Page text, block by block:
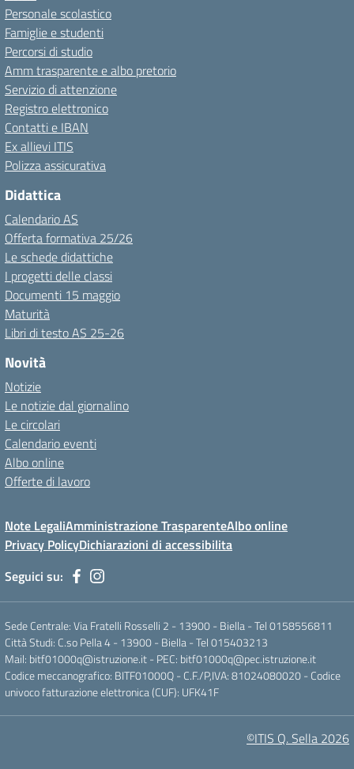
Personale scolastico
Famiglie e studenti
Percorsi di studio
Amm trasparente e albo pretorio
Servizio di attenzione
Registro elettronico
Contatti e IBAN
Ex allievi ITIS
Polizza assicurativa
Didattica
Calendario AS
Offerta formativa 25/26
Le schede didattiche
I progetti delle classi
Documenti 15 maggio
Maturità
Libri di testo AS 25-26
Novità
Notizie
Le notizie dal giornalino
Le circolari
Calendario eventi
Albo online
Offerte di lavoro
Note LegaliAmministrazione TrasparenteAlbo online
Privacy PolicyDichiarazioni di accessibilita
Seguici su:
Sede Centrale: Via Fratelli Rosselli 2 - 13900 - Biella - Tel 0158556811
Città Studi: C.so Pella 4 - 13900 - Biella - Tel 015403213
Mail: bitf01000q@istruzione.it- PEC: bitf01000q@pec.istruzione.it
Codice meccanografico: BITF01000Q - C.F./P,IVA: 81024080020 - Codice
univoco fatturazione elettronica (CUF): UFK41F
©ITIS Q. Sella 2026